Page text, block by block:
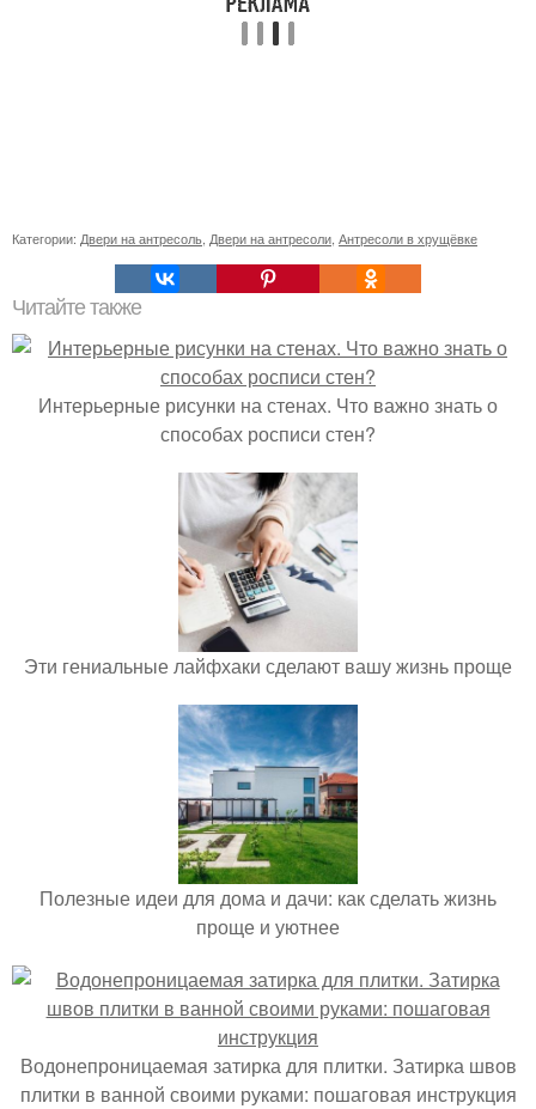
Категории: Двери на антресоль Двери на антресоли Антресоли в хрущёвке
Читайте также
Интерьерные рисунки на стенах. Что важно знать о
способах росписи стен?
Эти гениальные лайфхаки сделают вашу жизнь проще
Полезные идеи для дома и дачи: как сделать жизнь
проще и уютнее
Водонепроницаемая затирка для плитки. Затирка швов
плитки в ванной своими руками: пошаговая инструкция